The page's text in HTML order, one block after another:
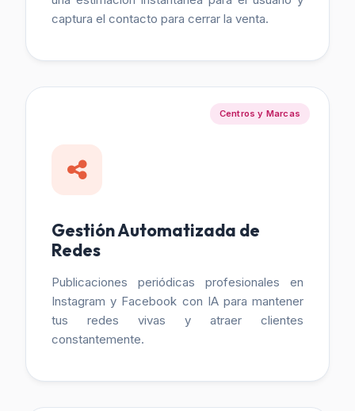
captura el contacto para cerrar la venta.
Centros y Marcas
Gestión Automatizada de
Redes
Publicaciones periódicas profesionales en
Instagram y Facebook con IA para mantener
tus redes vivas y atraer clientes
constantemente.